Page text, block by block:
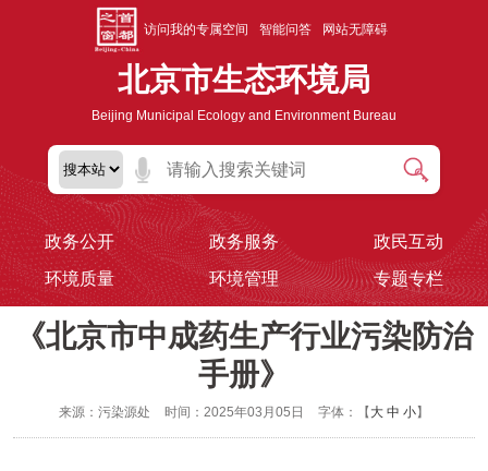
访问我的专属空间 智能问答 网站无障碍
北京市生态环境局
Beijing Municipal Ecology and Environment Bureau
政务公开 政务服务
政民互动
环境质量
环境管理 专题专栏
《北京市中成药生产行业污染防治
手册》
来源：污染源处 时间：2025年03月05日 字体：【 大 中 小】